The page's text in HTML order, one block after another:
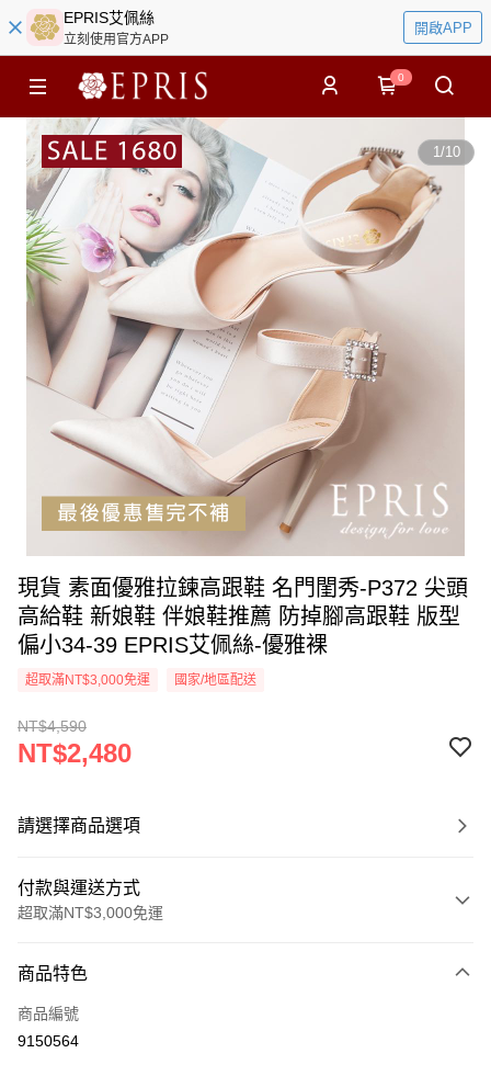
EPRIS艾佩絲
立刻使用官方APP
開啟APP
0
1/10
現貨 素面優雅拉鍊​高跟鞋 名門閨秀-P372 尖頭
高給鞋 新娘鞋 伴娘鞋推薦 防掉腳高跟鞋 版型
偏小34-39 EPRIS艾佩絲-優雅裸
超取滿NT$3,000免運 國家/地區配送
NT$4,590
NT$2,480
請選擇商品選項
付款與運送方式
超取滿NT$3,000免運
信用卡一次付款
信用卡分期付款
商品特色
商品編號
9150564